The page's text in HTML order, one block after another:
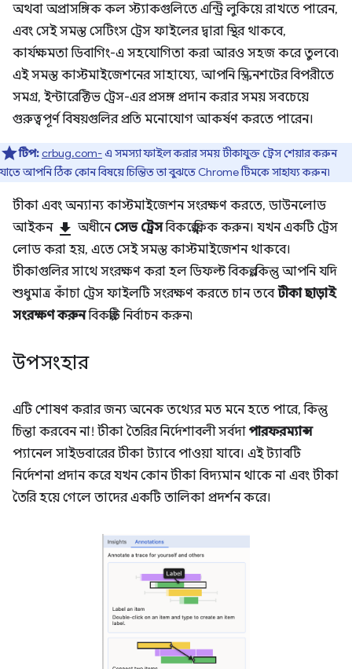
অথবা অপ্রাসঙ্গিক কল স্ট্যাকগুলিতে এন্ট্রি লুকিয়ে রাখতে পারেন,
এবং সেই সমস্ত সেটিংস ট্রেস ফাইলের দ্বারা স্থির থাকবে,
কার্যক্ষমতা ডিবাগিং-এ সহযোগিতা করা আরও সহজ করে তুলবে৷
এই সমস্ত কাস্টমাইজেশনের সাহায্যে, আপনি স্ক্রিনশটের বিপরীতে
সমগ্র, ইন্টারেক্টিভ ট্রেস-এর প্রসঙ্গ প্রদান করার সময় সবচেয়ে
গুরুত্বপূর্ণ বিষয়গুলির প্রতি মনোযোগ আকর্ষণ করতে পারেন।
টিপ:crbug.com-এ সমস্যা ফাইল করার সময় টীকাযুক্ত ট্রেস শেয়ার করুন
যাতে আপনি ঠিক কোন বিষয়ে চিন্তিত তা বুঝতে Chrome টিমকে সাহায্য করুন৷
টীকা এবং অন্যান্য কাস্টমাইজেশন সংরক্ষণ করতে, ডাউনলোড
আইকন download অধীনে সেভ ট্রেসবিকল্পে ক্লিক করুন। যখন একটি ট্রেস
লোড করা হয়, এতে সেই সমস্ত কাস্টমাইজেশন থাকবে।
টীকাগুলির সাথে সংরক্ষণ করা হল ডিফল্ট বিকল্প, কিন্তু আপনি যদি
শুধুমাত্র কাঁচা ট্রেস ফাইলটি সংরক্ষণ করতে চান তবেটীকা ছাড়াই
সংরক্ষণ করুনবিকল্পটি নির্বাচন করুন৷
উপসংহার
এটি শোষণ করার জন্য অনেক তথ্যের মত মনে হতে পারে, কিন্তু
চিন্তা করবেন না! টীকা তৈরির নির্দেশাবলী সর্বদা পারফরম্যান্স
প্যানেল সাইডবারের টীকা ট্যাবে পাওয়া যাবে। এই ট্যাবটি
নির্দেশনা প্রদান করে যখন কোন টীকা বিদ্যমান থাকে না এবং টীকা
তৈরি হয়ে গেলে তাদের একটি তালিকা প্রদর্শন করে।